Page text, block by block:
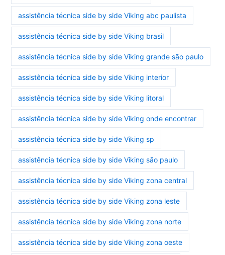
assistência técnica side by side Viking abc paulista
assistência técnica side by side Viking brasil
assistência técnica side by side Viking grande são paulo
assistência técnica side by side Viking interior
assistência técnica side by side Viking litoral
assistência técnica side by side Viking onde encontrar
assistência técnica side by side Viking sp
assistência técnica side by side Viking são paulo
assistência técnica side by side Viking zona central
assistência técnica side by side Viking zona leste
assistência técnica side by side Viking zona norte
assistência técnica side by side Viking zona oeste